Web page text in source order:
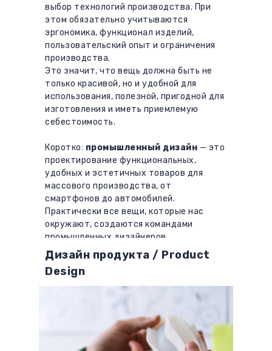
выбор технологий производства. При
этом обязательно учитываются
эргономика, функционал изделий,
пользовательский опыт и ограничения
производства.
Это значит, что вещь должна быть не
только красивой, но и удобной для
использования, полезной, пригодной для
изготовления и иметь приемлемую
себестоимость.
Коротко: промышленный дизайн — это
проектирование функциональных,
удобных и эстетичных товаров для
массового производства, от
смартфонов до автомобилей.
Практически все вещи, которые нас
окружают, создаются командами
промышленных дизайнеров.
Дизайн продукта / Product
Design